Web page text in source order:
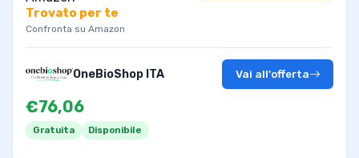
Trovato per te
Confronta su Amazon
OneBioShop ITA
€76,06
Gratuita Disponibile
Vai all'offerta